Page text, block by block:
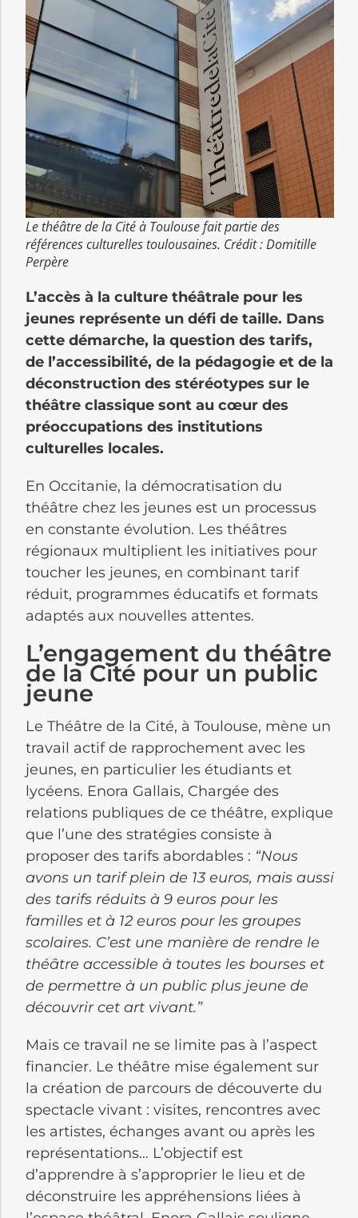
Le théâtre de la Cité à Toulouse fait partie des
références culturelles toulousaines. Crédit : Domitille
Perpère
L’accès à la culture théâtrale pour les
jeunes représente un défi de taille. Dans
cette démarche, la question des tarifs,
de l’accessibilité, de la pédagogie et de la
déconstruction des stéréotypes sur le
théâtre classique sont au cœur des
préoccupations des institutions
culturelles locales.
En Occitanie, la démocratisation du
théâtre chez les jeunes est un processus
en constante évolution. Les théâtres
régionaux multiplient les initiatives pour
toucher les jeunes, en combinant tarif
réduit, programmes éducatifs et formats
adaptés aux nouvelles attentes.
L’engagement du théâtre
de la Cité pour un public
jeune
Le Théâtre de la Cité, à Toulouse, mène un
travail actif de rapprochement avec les
jeunes, en particulier les étudiants et
lycéens. Enora Gallais, Chargée des
relations publiques de ce théâtre, explique
que l’une des stratégies consiste à
proposer des tarifs abordables : “Nous
avons un tarif plein de 13 euros, mais aussi
des tarifs réduits à 9 euros pour les
familles et à 12 euros pour les groupes
scolaires. C’est une manière de rendre le
théâtre accessible à toutes les bourses et
de permettre à un public plus jeune de
découvrir cet art vivant.”
Mais ce travail ne se limite pas à l’aspect
financier. Le théâtre mise également sur
la création de parcours de découverte du
spectacle vivant : visites, rencontres avec
les artistes, échanges avant ou après les
représentations… L’objectif est
d’apprendre à s’approprier le lieu et de
déconstruire les appréhensions liées à